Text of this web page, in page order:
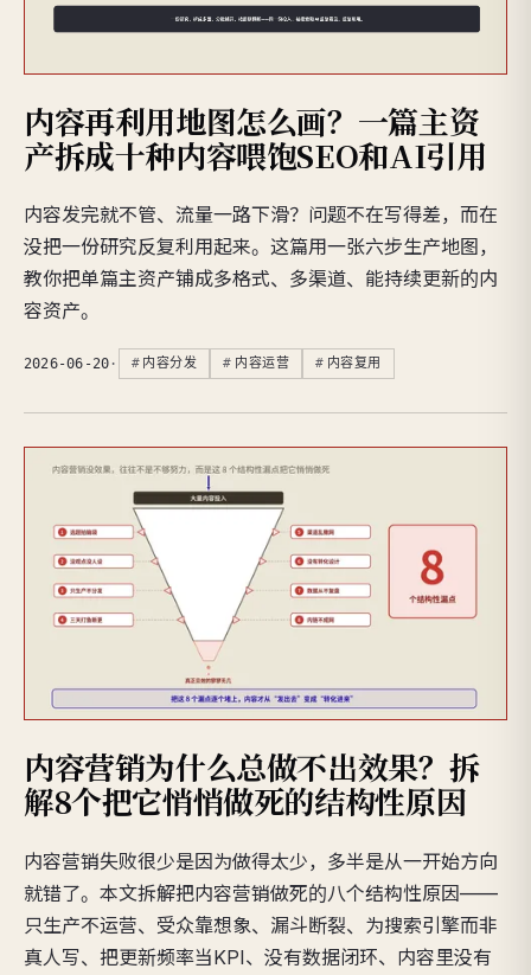
内容再利用地图怎么画？一篇主资
产拆成十种内容喂饱SEO和AI引用
内容发完就不管、流量一路下滑？问题不在写得差，而在
没把一份研究反复利用起来。这篇用一张六步生产地图，
教你把单篇主资产铺成多格式、多渠道、能持续更新的内
容资产。
2026-06-20 · 内容分发 内容运营 内容复用
内容营销为什么总做不出效果？拆
解8个把它悄悄做死的结构性原因
内容营销失败很少是因为做得太少，多半是从一开始方向
就错了。本文拆解把内容营销做死的八个结构性原因——
只生产不运营、受众靠想象、漏斗断裂、为搜索引擎而非
真人写、把更新频率当KPI、没有数据闭环、内容里没有